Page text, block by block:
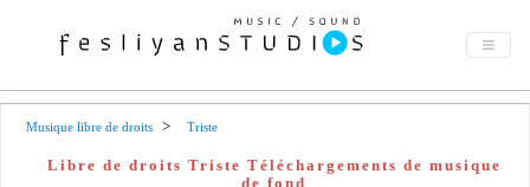
Musique libre de droits Triste
Libre de droits Triste Téléchargements de musique
de fond